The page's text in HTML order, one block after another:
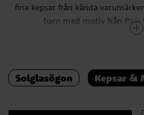
fina kepsar från kända
barn med motiv från Paw
Harry Potter, Spiderman,
Solglasögon Kepsar &